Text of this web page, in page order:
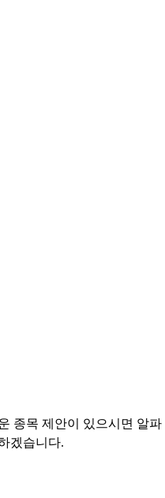
종목 제안이 있으시면 알파
겠습니다.